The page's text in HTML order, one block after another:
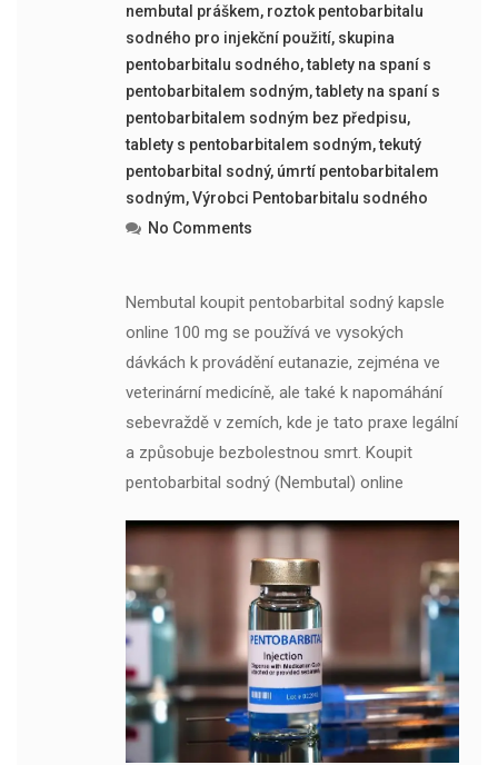
nembutal práškem, roztok pentobarbitalu
sodného pro injekční použití, skupina
pentobarbitalu sodného,tablety na spaní s
pentobarbitalem sodným,tablety na spaní s
pentobarbitalem sodným bez předpisu,
tablety s pentobarbitalem sodným,tekutý
pentobarbital sodný, úmrtí pentobarbitalem
sodným,Výrobci Pentobarbitalu sodného
No Comments
Nembutal koupit pentobarbital sodný kapsle
online 100 mg se používá ve vysokých
dávkách k provádění eutanazie, zejména ve
veterinární medicíně, ale také k napomáhání
sebevraždě v zemích, kde je tato praxe legální
a způsobuje bezbolestnou smrt. Koupit
pentobarbital sodný (Nembutal) online